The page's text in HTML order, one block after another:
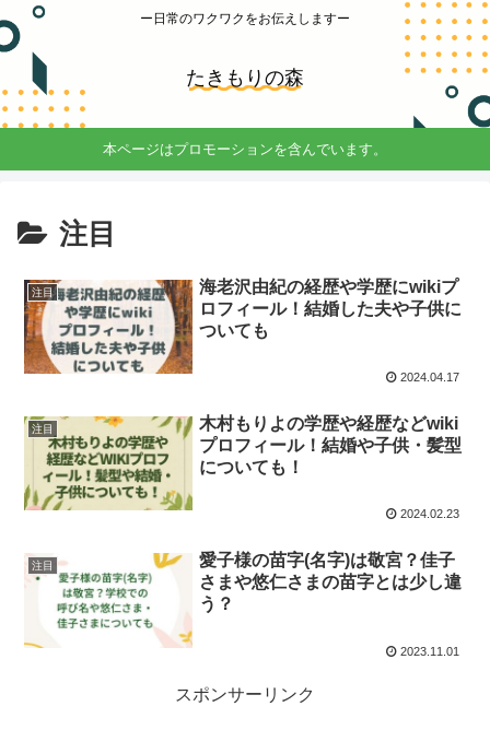
ー日常のワクワクをお伝えしますー
たきもりの森
本ページはプロモーションを含んでいます。
注目
注目
海老沢由紀の経歴や学歴にwikiプ
ロフィール！結婚した夫や子供に
ついても
2024.04.17
注目
木村もりよの学歴や経歴などwiki
プロフィール！結婚や子供・髪型
についても！
2024.02.23
注目
愛子様の苗字(名字)は敬宮？佳子
さまや悠仁さまの苗字とは少し違
う？
2023.11.01
スポンサーリンク